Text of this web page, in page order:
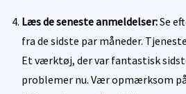
Læs de seneste anmeldelser:Se
fra de sidste par måneder.
Et værktøj, der var fantastisk
problemer nu. Vær opmærksom